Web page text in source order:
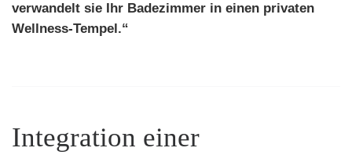
verwandelt sie Ihr Badezimmer in einen privaten
Wellness-Tempel.“
Integration einer